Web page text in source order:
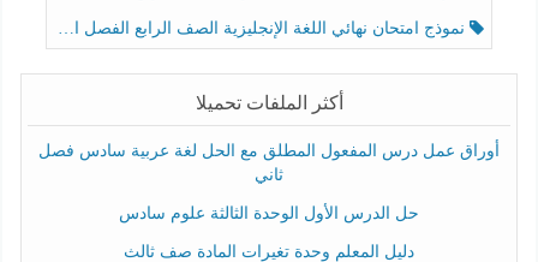
نموذج امتحان نهائي اللغة الإنجليزية الصف الرابع الفصل الثالث
أكثر الملفات تحميلا
أوراق عمل درس المفعول المطلق مع الحل لغة عربية سادس فصل
ثاني
حل الدرس الأول الوحدة الثالثة علوم سادس
دليل المعلم وحدة تغيرات المادة صف ثالث